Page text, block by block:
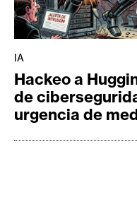
IA
Hackeo a
de
urgencia de